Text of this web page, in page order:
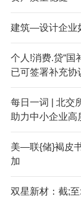
建筑—设计企业
个人!消费.贷“国
已可签署补充协
每日一词 | 北交
助力中小企业高
美—联{储}褐皮
加
双星新材：截;